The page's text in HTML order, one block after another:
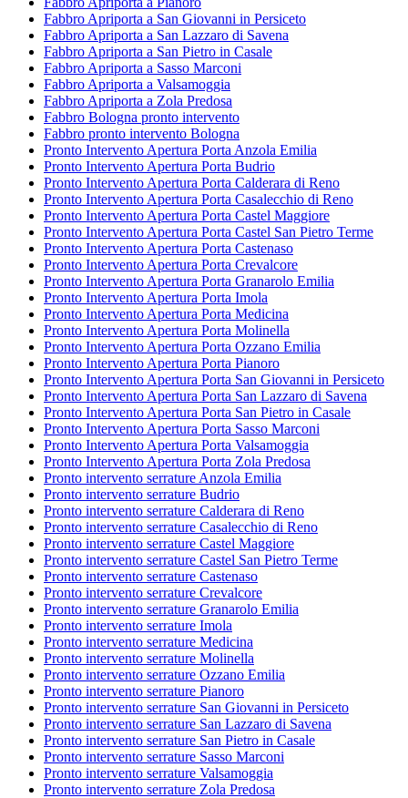
Fabbro Apriporta a San Giovanni in Persiceto
Fabbro Apriporta a San Lazzaro di Savena
Fabbro Apriporta a San Pietro in Casale
Fabbro Apriporta a Sasso Marconi
Fabbro Apriporta a Valsamoggia
Fabbro Apriporta a Zola Predosa
Fabbro Bologna pronto intervento
Fabbro pronto intervento Bologna
Pronto Intervento Apertura Porta Anzola Emilia
Pronto Intervento Apertura Porta Budrio
Pronto Intervento Apertura Porta Calderara di Reno
Pronto Intervento Apertura Porta Casalecchio di Reno
Pronto Intervento Apertura Porta Castel Maggiore
Pronto Intervento Apertura Porta Castel San Pietro Terme
Pronto Intervento Apertura Porta Castenaso
Pronto Intervento Apertura Porta Crevalcore
Pronto Intervento Apertura Porta Granarolo Emilia
Pronto Intervento Apertura Porta Imola
Pronto Intervento Apertura Porta Medicina
Pronto Intervento Apertura Porta Molinella
Pronto Intervento Apertura Porta Ozzano Emilia
Pronto Intervento Apertura Porta Pianoro
Pronto Intervento Apertura Porta San Giovanni in Persiceto
Pronto Intervento Apertura Porta San Lazzaro di Savena
Pronto Intervento Apertura Porta San Pietro in Casale
Pronto Intervento Apertura Porta Sasso Marconi
Pronto Intervento Apertura Porta Valsamoggia
Pronto Intervento Apertura Porta Zola Predosa
Pronto intervento serrature Anzola Emilia
Pronto intervento serrature Budrio
Pronto intervento serrature Calderara di Reno
Pronto intervento serrature Casalecchio di Reno
Pronto intervento serrature Castel Maggiore
Pronto intervento serrature Castel San Pietro Terme
Pronto intervento serrature Castenaso
Pronto intervento serrature Crevalcore
Pronto intervento serrature Granarolo Emilia
Pronto intervento serrature Imola
Pronto intervento serrature Medicina
Pronto intervento serrature Molinella
Pronto intervento serrature Ozzano Emilia
Pronto intervento serrature Pianoro
Pronto intervento serrature San Giovanni in Persiceto
Pronto intervento serrature San Lazzaro di Savena
Pronto intervento serrature San Pietro in Casale
Pronto intervento serrature Sasso Marconi
Pronto intervento serrature Valsamoggia
Pronto intervento serrature Zola Predosa